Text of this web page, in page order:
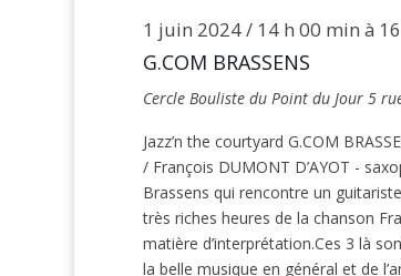
mot-
clé.
G.COM BRASSENS
1 juin 2024 / 14 h 00 min à
Cercle Bouliste du Point du Jour5
Jazz’n the courtyard G.COM
/ François DUMONT D’AYOT -
Brassens qui rencontre un
très riches heures de la chanson
matière d’interprétation.Ces 3 là
la belle musique en général et de